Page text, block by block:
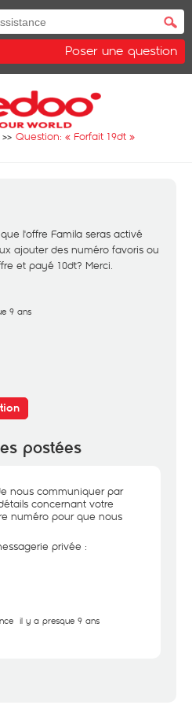
Poser une question
Question: « Forfait 19dt »
l'offre Famila seras activé
ajouter des numéro favoris ou
et payé 10dt? Merci.
9 ans
postées
nous communiquer par
concernant votre
numéro pour que nous
privée :
il y a presque 9 ans